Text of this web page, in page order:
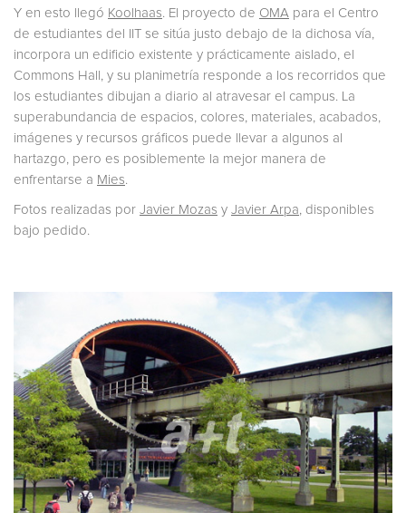
Y en esto llegó Koolhaas. El proyecto de OMA para el Centro
de estudiantes del IIT se sitúa justo debajo de la dichosa vía,
incorpora un edificio existente y prácticamente aislado, el
Commons Hall, y su planimetría responde a los recorridos que
los estudiantes dibujan a diario al atravesar el campus. La
superabundancia de espacios, colores, materiales, acabados,
imágenes y recursos gráficos puede llevar a algunos al
hartazgo, pero es posiblemente la mejor manera de
enfrentarse a Mies.
Fotos realizadas por Javier Mozas y Javier Arpa , disponibles
bajo pedido.